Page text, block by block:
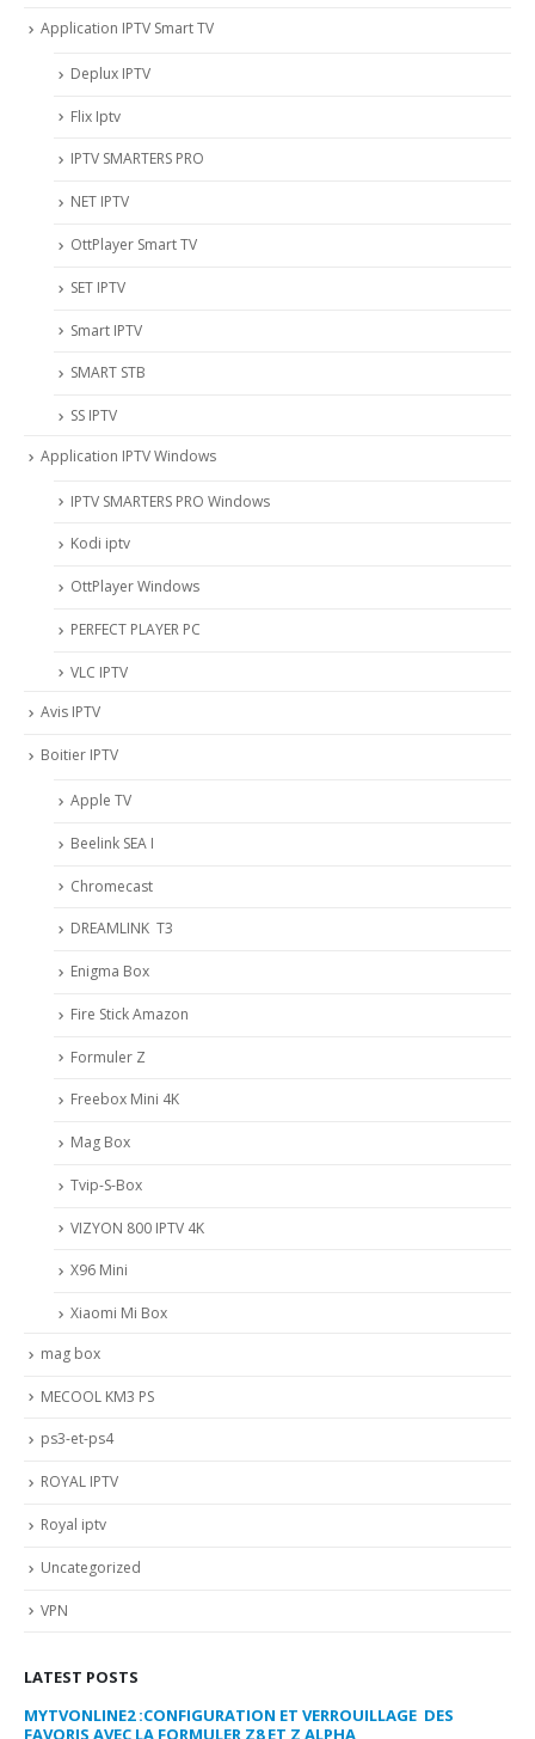
Application IPTV Smart TV
Deplux IPTV
Flix Iptv
IPTV SMARTERS PRO
NET IPTV
OttPlayer Smart TV
SET IPTV
Smart IPTV
SMART STB
SS IPTV
Application IPTV Windows
IPTV SMARTERS PRO Windows
Kodi iptv
OttPlayer Windows
PERFECT PLAYER PC
VLC IPTV
Avis IPTV
Boitier IPTV
Apple TV
Beelink SEA I
Chromecast
DREAMLINK T3
Enigma Box
Fire Stick Amazon
Formuler Z
Freebox Mini 4K
Mag Box
Tvip-S-Box
VIZYON 800 IPTV 4K
X96 Mini
Xiaomi Mi Box
mag box
MECOOL KM3 PS
ps3-et-ps4
ROYAL IPTV
Royal iptv
Uncategorized
VPN
LATEST POSTS
MYTVONLINE2 :CONFIGURATION ET VERROUILLAGE DES
FAVORIS AVEC LA FORMULER Z8 ET Z ALPHA